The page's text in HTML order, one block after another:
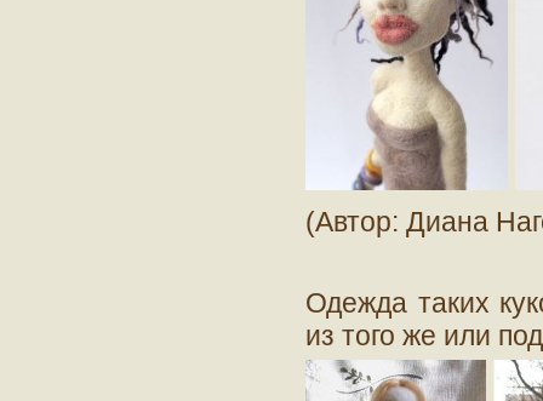
(Автор: Диана
Одежда таких
из того же или